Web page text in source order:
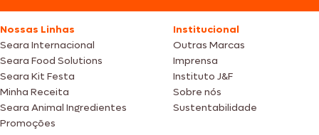
Nossas Linhas
Seara Internacional
Seara Food Solutions
Seara Kit Festa
Minha Receita
Seara Animal Ingredientes
Promoções
Institucional
Outras Marcas
Imprensa
Instituto J&F
Sobre nós
Sustentabilidade